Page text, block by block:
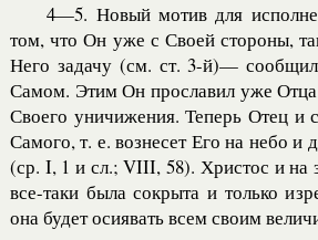
4—5. Новый мотив для
том, что Он уже с Своей стороны,
Него задачу (см. ст. 3-й)—
Самом. Этим Он прославил уже Отца,
Своего уничижения. Теперь Отец и
Самого, т. е. вознесет Его на небо и
(ср. I, 1 и сл.; VIII, 58). Христос и на
все-таки была сокрыта и только
она будет осиявать всем своим